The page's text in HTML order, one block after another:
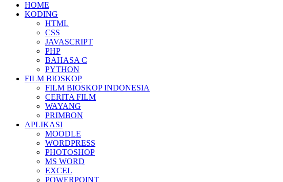
HOME
KODING
HTML
CSS
JAVASCRIPT
PHP
BAHASA C
PYTHON
FILM BIOSKOP
FILM BIOSKOP INDONESIA
CERITA FILM
WAYANG
PRIMBON
APLIKASI
MOODLE
WORDPRESS
PHOTOSHOP
MS WORD
EXCEL
POWERPOINT